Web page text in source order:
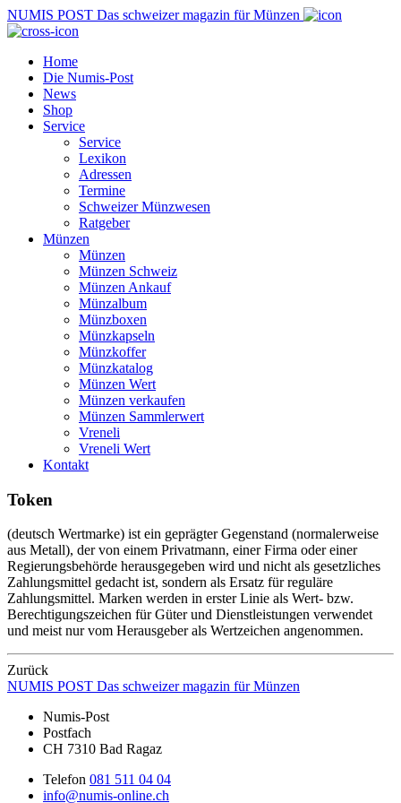
NUMIS POST Das schweizer magazin für Münzen
Home
Die Numis-Post
News
Shop
Service
Service
Lexikon
Adressen
Termine
Schweizer Münzwesen
Ratgeber
Münzen
Münzen
Münzen Schweiz
Münzen Ankauf
Münzalbum
Münzboxen
Münzkapseln
Münzkoffer
Münzkatalog
Münzen Wert
Münzen verkaufen
Münzen Sammlerwert
Vreneli
Vreneli Wert
Kontakt
Token
(deutsch Wertmarke) ist ein geprägter Gegenstand (normalerweise
aus Metall), der von einem Privatmann, einer Firma oder einer
Regierungsbehörde herausgegeben wird und nicht als gesetzliches
Zahlungsmittel gedacht ist, sondern als Ersatz für reguläre
Zahlungsmittel. Marken werden in erster Linie als Wert- bzw.
Berechtigungszeichen für Güter und Dienstleistungen verwendet
und meist nur vom Herausgeber als Wertzeichen angenommen.
Zurück
NUMIS POST Das schweizer magazin für Münzen
Numis-Post
Postfach
CH 7310 Bad Ragaz
Telefon 081 511 04 04
info@numis-online.ch